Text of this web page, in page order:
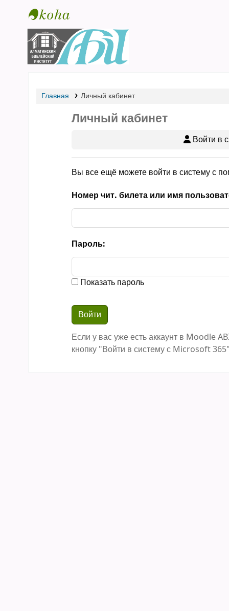
Библиотека АБИ
Главная Личный кабинет
Личный кабинет
Войти в
Вы все ещё можете войти в систему с
Номер чит. билета или имя
Пароль:
Показать пароль
Если у вас уже есть аккаунт в Moodle
кнопку "Войти в систему с Microsoft